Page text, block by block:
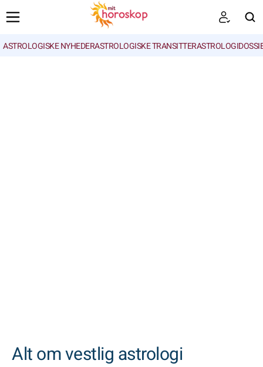
ASTROLOGISKE NYHEDERASTROLOGISKE TRANSITTER
Alt om vestlig astrologi